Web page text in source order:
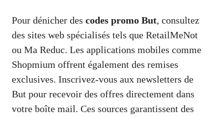
Pour dénicher des codes promo But, consultez
des sites web spécialisés tels que RetailMeNot
ou Ma Reduc. Les applications mobiles comme
Shopmium offrent également des remises
exclusives. Inscrivez-vous aux newsletters de
But pour recevoir des offres directement dans
votre boîte mail. Ces sources garantissent des